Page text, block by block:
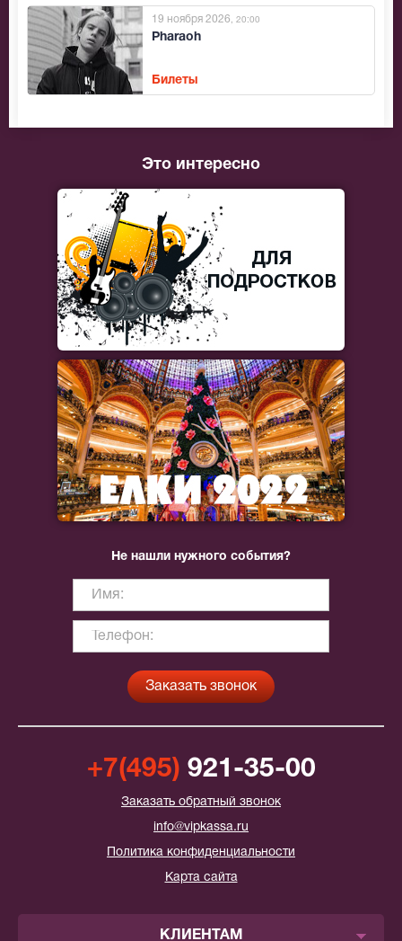
Pharaoh
19 ноября 2026 , 20:00
Билеты
Это интересно
Не нашли нужного события?
+7(495) 921-35-00
Заказать обратный звонок
info@vipkassa.ru
Политика конфиденциальности
Карта сайта
КЛИЕНТАМ